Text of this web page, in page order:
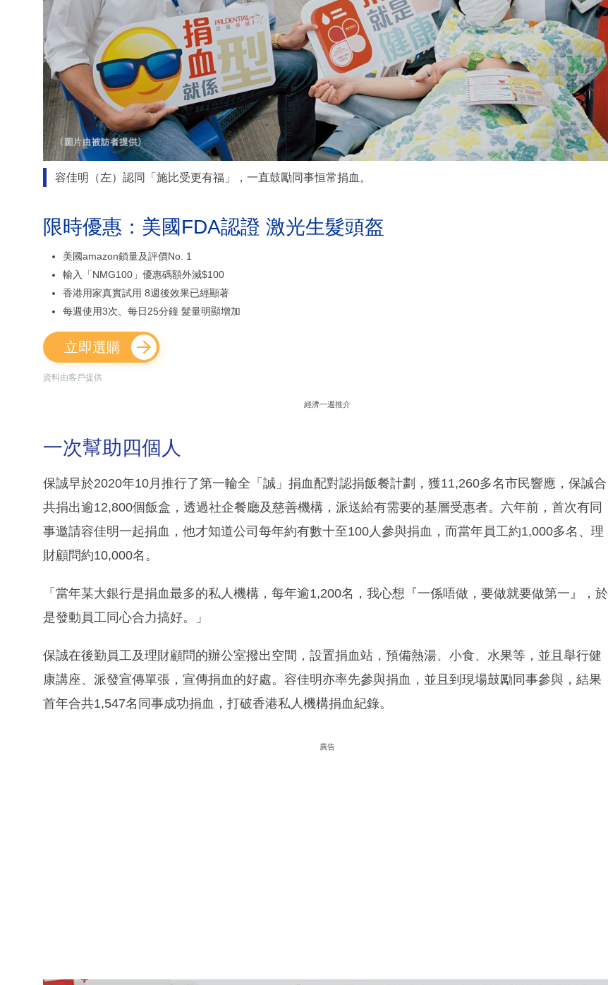
容佳明（左）認同「施比受更有福」，一直鼓勵同事恒常捐血。
限時優惠：美國FDA認證 激光生髮頭盔
美國amazon鎖量及評價No. 1
輸入「NMG100」優惠碼額外減$100
香港用家真實試用 8週後效果已經顯著
每週使用3次、每日25分鐘 髮量明顯增加
立即選購
資料由客戶提供
經濟一週推介
一次幫助四個人
保誠早於2020年10月推行了第一輪全「誠」捐血配對認捐飯餐計劃，獲11,260多名市民響應，保誠合
共捐出逾12,800個飯盒，透過社企餐廳及慈善機構，派送給有需要的基層受惠者。六年前，首次有同
事邀請容佳明一起捐血，他才知道公司每年約有數十至100人參與捐血，而當年員工約1,000多名、理
財顧問約10,000名。
「當年某大銀行是捐血最多的私人機構，每年逾1,200名，我心想『一係唔做，要做就要做第一』，於
是發動員工同心合力搞好。」
保誠在後勤員工及理財顧問的辦公室撥出空間，設置捐血站，預備熱湯、小食、水果等，並且舉行健
康講座、派發宣傳單張，宣傳捐血的好處。容佳明亦率先參與捐血，並且到現場鼓勵同事參與，結果
首年合共1,547名同事成功捐血，打破香港私人機構捐血紀錄。
廣告